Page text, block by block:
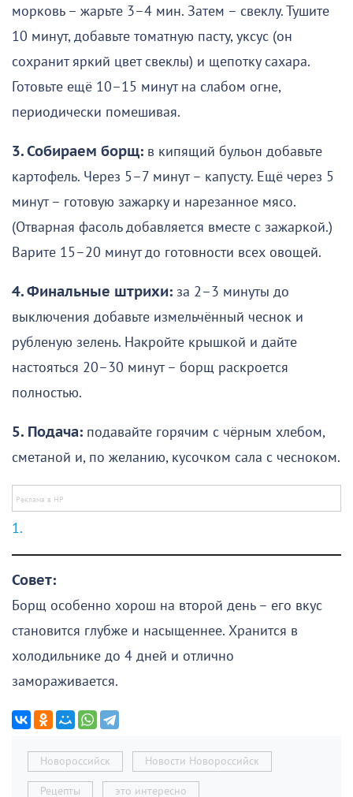
морковь – жарьте 3–4 мин. Затем – свеклу. Тушите
10 минут, добавьте томатную пасту, уксус (он
сохранит яркий цвет свеклы) и щепотку сахара.
Готовьте ещё 10–15 минут на слабом огне,
периодически помешивая.
3. Собираем борщ: в кипящий бульон добавьте
картофель. Через 5–7 минут – капусту. Ещё через 5
минут – готовую зажарку и нарезанное мясо.
(Отварная фасоль добавляется вместе с зажаркой.)
Варите 15–20 минут до готовности всех овощей.
4. Финальные штрихи: за 2–3 минуты до
выключения добавьте измельчённый чеснок и
рубленую зелень. Накройте крышкой и дайте
настояться 20–30 минут – борщ раскроется
полностью.
5. Подача: подавайте горячим с чёрным хлебом,
сметаной и, по желанию, кусочком сала с чесноком.
Совет:
Борщ особенно хорош на второй день – его вкус
становится глубже и насыщеннее. Хранится в
холодильнике до 4 дней и отлично
замораживается.
Новороссийск Новости Новороссийск
Рецепты это интересно